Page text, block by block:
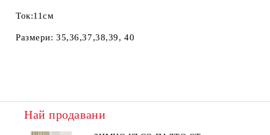
Ток:11см
Размери: 35,36,37,38,39, 40
Най продавани